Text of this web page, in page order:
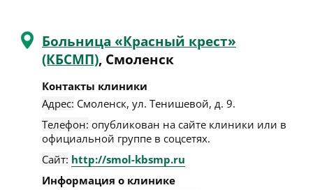
Больница «Красный крест»
(КБСМП), Смоленск
Контакты клиники
Адрес: Смоленск, ул. Тенишевой, д. 9.
Телефон: опубликован на сайте клиники или в
официальной группе в соцсетях.
Сайт: http://smol-kbsmp.ru
Информация о клинике